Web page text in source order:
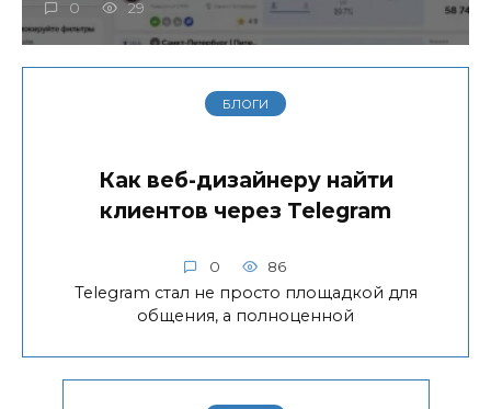
0 29
БЛОГИ
Как веб-дизайнеру найти
клиентов через Telegram
0 86
Telegram стал не просто площадкой для
общения, а полноценной